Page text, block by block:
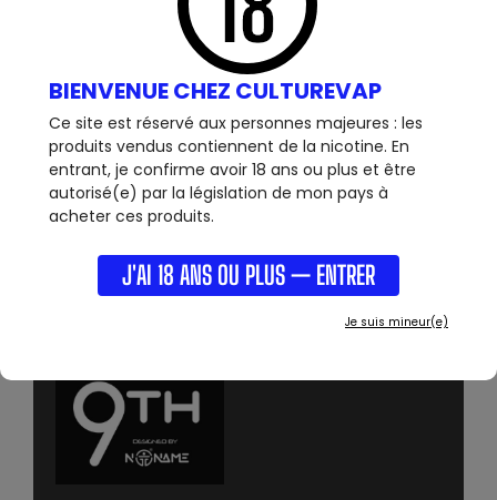
BIENVENUE CHEZ CULTUREVAP
Ce site est réservé aux personnes majeures : les
produits vendus contiennent de la nicotine. En
entrant, je confirme avoir 18 ans ou plus et être
autorisé(e) par la législation de mon pays à
acheter ces produits.
J'AI 18 ANS OU PLUS — ENTRER
Je suis mineur(e)
- Capacité du réservoir : 2 ml
- Drip tip 510
- Airflow réglable par bague
- Remplissage par le haut
Le 9th Tank aspireest livré avec :
- 1 atomiseur 9th Tank
- 1 pyrex supplémentaire
- 1 RBA